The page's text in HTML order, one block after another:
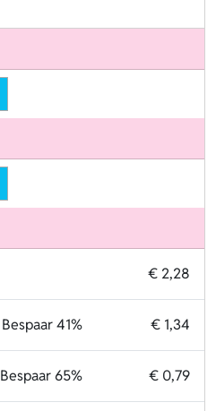
€ 2,28
Bespaar 41% € 1,34
Bespaar 65% € 0,79